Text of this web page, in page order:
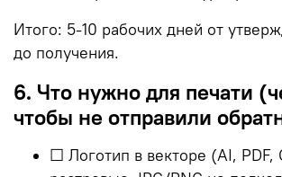
Итого: 5-10 рабочих дней от
до получения.
6. Что нужно для печати
чтобы не отправили
☐ Логотип в векторе (AI, PDF,